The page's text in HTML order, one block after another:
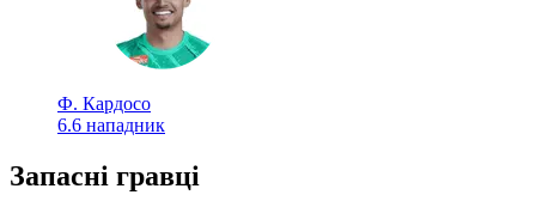
Ф. Кардосо
6.6 нападник
Запасні гравці